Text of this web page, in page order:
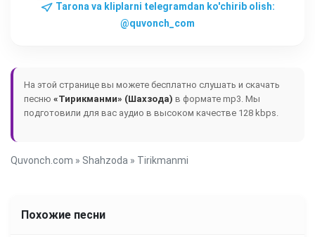
Tarona va kliplarni telegramdan ko'chirib olish:
@quvonch_com
На этой странице вы можете бесплатно слушать и скачать
песню «Тирикманми» (Шахзода) в формате mp3. Мы
подготовили для вас аудио в высоком качестве 128 kbps.
Quvonch.com » Shahzoda » Tirikmanmi
Похожие песни